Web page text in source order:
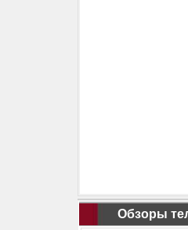
Обзоры